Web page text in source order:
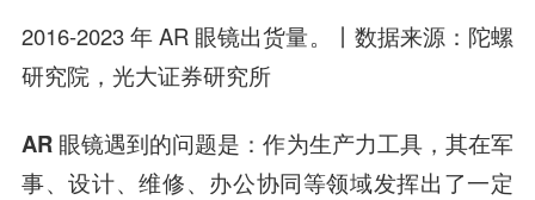
2016-2023 年 AR 眼镜出货量。丨数据来源：陀螺
研究院，光大证券研究所
AR 眼镜遇到的问题是：作为生产力工具，其在军
事、设计、维修、办公协同等领域发挥出了一定